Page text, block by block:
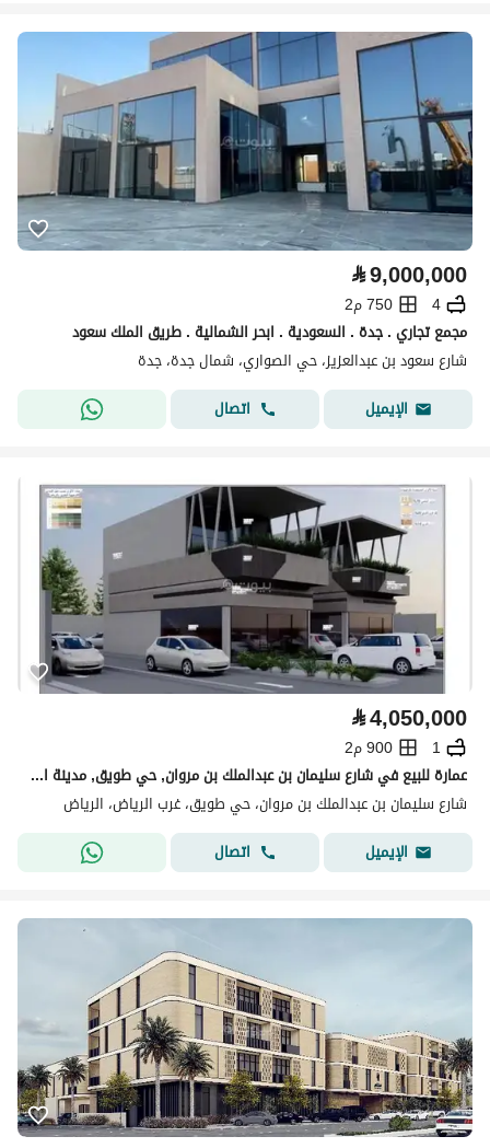
⃁9,000,000
4
750 م2
مجمع تجاري . جدة . السعودية . ابحر الشمالية . طريق الملك سعود
شارع سعود بن عبدالعزيز، حي الصواري، شمال جدة، جدة
الإيميل
اتصال
⃁4,050,000
1
900 م2
عمارة للبيع في شارع سليمان بن عبدالملك بن مروان, حي طويق, مدينة الرياض, منطقة الرياض
شارع سليمان بن عبدالملك بن مروان، حي طويق، غرب الرياض، الرياض
الإيميل
اتصال